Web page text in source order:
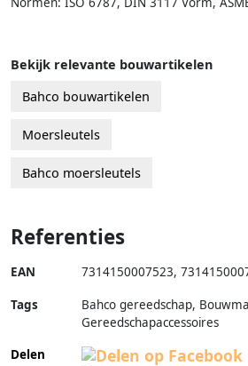
Bekijk relevante bouwartikelen
Bahco bouwartikelen
Moersleutels
Bahco moersleutels
Referenties
EAN 7314150007523,
Tags
Bahco gereedschap,
Gereedschapaccessoires
Delen